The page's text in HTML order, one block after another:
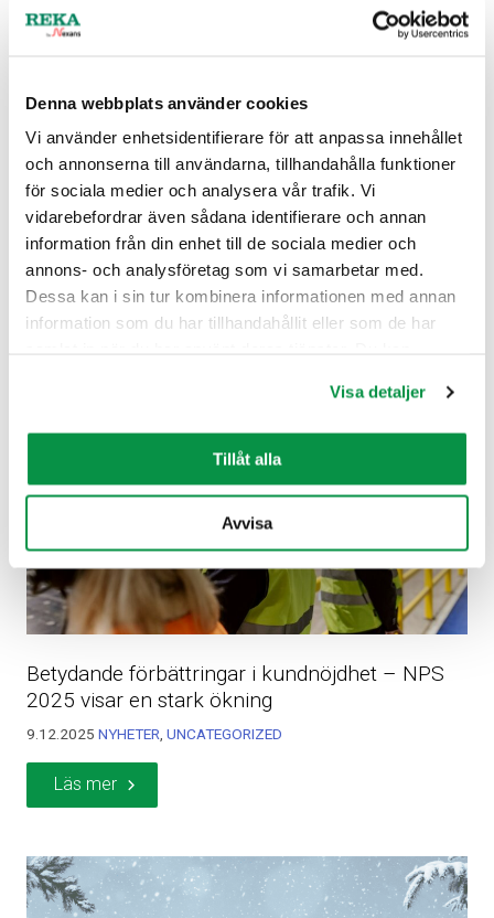
Denna webbplats använder cookies
Vi använder enhetsidentifierare för att anpassa innehållet
och annonserna till användarna, tillhandahålla funktioner
för sociala medier och analysera vår trafik. Vi
vidarebefordrar även sådana identifierare och annan
information från din enhet till de sociala medier och
annons- och analysföretag som vi samarbetar med.
Dessa kan i sin tur kombinera informationen med annan
information som du har tillhandahållit eller som de har
inställningarna från Information om kakor (cookies)-
länken i nedre delen av sidan.
Visa detaljer
Tillåt alla
Avvisa
Sales Organization renewal as of 1 January
2026
15.12.2025NYHETER,UNCATEGORIZED
Läs mer
Betydande förbättringar i kundnöjdhet – NPS
2025 visar en stark ökning
9.12.2025 NYHETER, UNCATEGORIZED
Läs mer